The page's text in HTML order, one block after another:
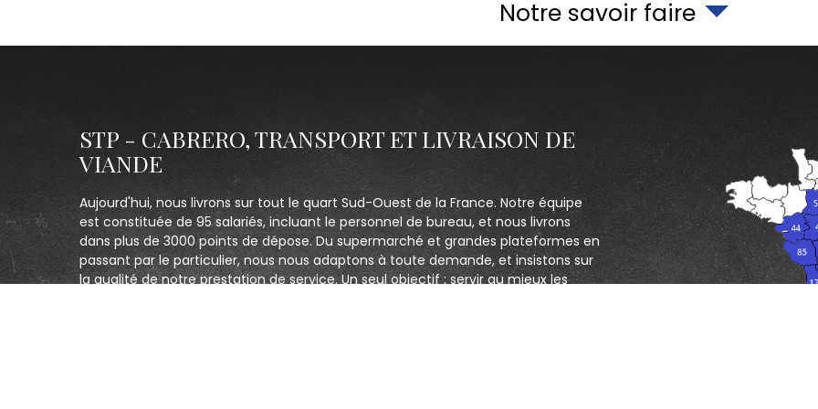
Notre savoir faire
STP - CABRERO, TRANSPORT ET LIVRAISON DE
VIANDE
Aujourd'hui, nous livrons sur tout le quart Sud-Ouest de la France. Notre équipe
est constituée de 95 salariés, incluant le personnel de bureau, et nous livrons
dans plus de 3000 points de dépose. Du supermarché et grandes plateformes en
passant par le particulier, nous nous adaptons à toute demande, et insistons sur
la qualité de notre prestation de service. Un seul objectif : servir au mieux les